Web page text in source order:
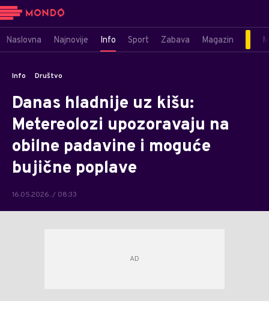
Naslovna Najnovije Info Sport Zabava Magazin
Info Društvo
Danas hladnije uz kišu:
Metereolozi upozoravaju na
obilne padavine i moguće
bujične poplave
16.05.2026. / 08:33